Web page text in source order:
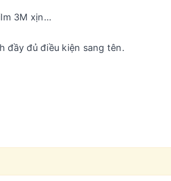
3M xịn…
đầy đủ điều kiện sang tên.